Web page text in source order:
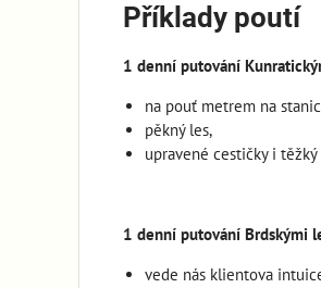
Příklady poutí
1 denní putování
na pouť metrem na
pěkný les,
upravené cestičky i
1 denní putování Brdskými
vede nás klientova